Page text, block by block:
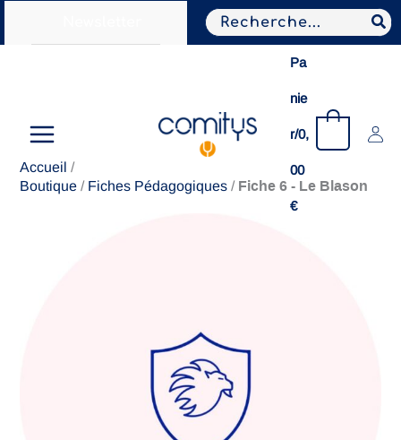
contenu
Search
for:
Pa
nie
r/0,
00
€
Accueil /
Boutique / Fiches Pédagogiques / Fiche 6 - Le Blason